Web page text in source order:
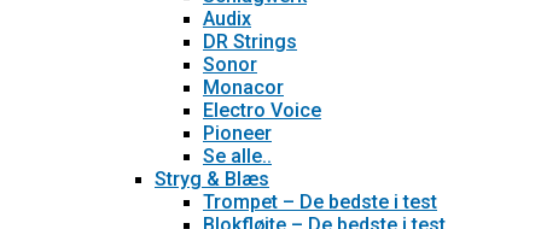
Audix
DR Strings
Sonor
Monacor
Electro Voice
Pioneer
Se alle..
Stryg & Blæs
Trompet – De bedste i test